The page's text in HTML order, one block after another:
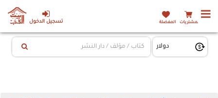
تسجيل الدخول المشتريات المفضلة